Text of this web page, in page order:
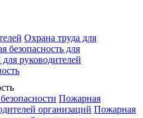
Охрана труда для
безопасность для
руководителей
Пожарная
организаций Пожарная